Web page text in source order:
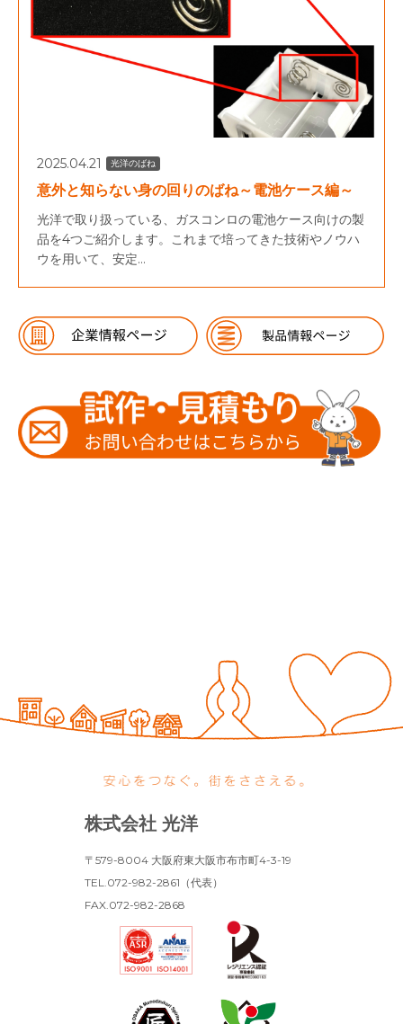
2025.04.21 光洋のばね
意外と知らない身の回りのばね～電池ケース編～
光洋で取り扱っている、ガスコンロの電池ケース向けの製
品を4つご紹介します。これまで培ってきた技術やノウハ
ウを用いて、安定...
株式会社 光洋
〒579-8004 大阪府東大阪市布市町4-3-19
TEL.072-982-2861（代表）
FAX.072-982-2868